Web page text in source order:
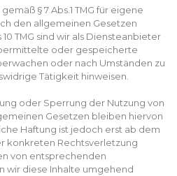
§ 7 Abs.1 TMG für eigene
den allgemeinen Gesetzen
TMG sind wir als Diensteanbieter
oder gespeicherte
oder nach Umständen zu
Tätigkeit hinweisen.
oder Sperrung der Nutzung von
Gesetzen bleiben hiervon
Haftung ist jedoch erst ab dem
konkreten Rechtsverletzung
von entsprechenden
wir diese Inhalte umgehend